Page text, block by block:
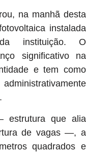
na manhã desta
instalada
instituição. O
significativo na
e tem como
que alia
de vagas —, a
quadrados e